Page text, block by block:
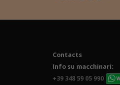
Contacts
Info su macchinari:
+39 348 59 05 990